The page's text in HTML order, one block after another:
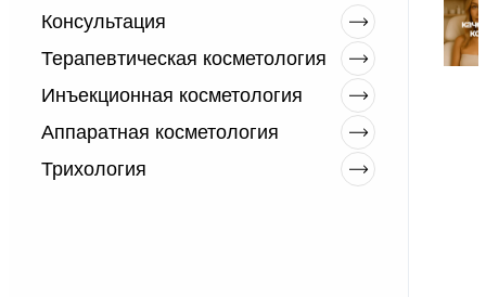
Консультация
Терапевтическая косметология
Инъекционная косметология
Аппаратная косметология
Трихология